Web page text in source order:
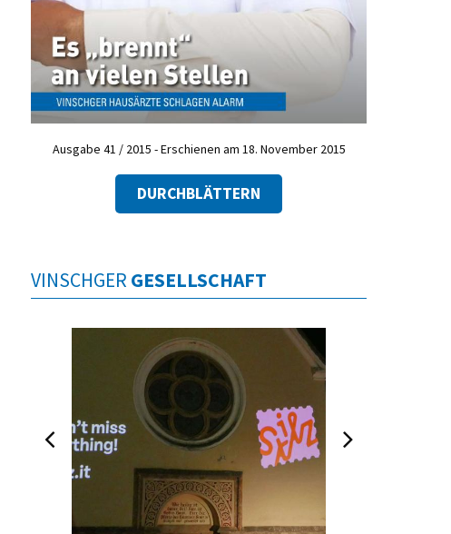
Ausgabe 41 / 2015 - Erschienen am 18. November 2015
DURCHBLÄTTERN
VINSCHGER GESELLSCHAFT